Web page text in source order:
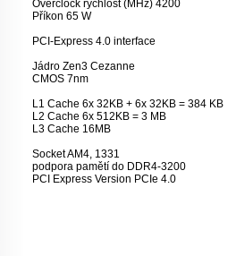
Overclock rychlost (MHz) 4200
Příkon 65 W
PCI-Express 4.0 interface
Jádro Zen3 Cezanne
CMOS 7nm
L1 Cache 6x 32KB + 6x 32KB = 384 KB
L2 Cache 6x 512KB = 3 MB
L3 Cache 16MB
Socket AM4, 1331
podpora pamětí do DDR4-3200
PCI Express Version PCIe 4.0